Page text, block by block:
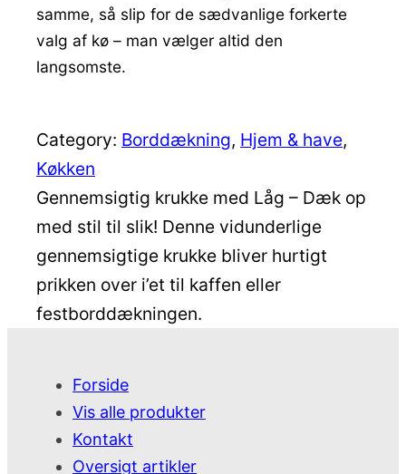
samme, så slip for de sædvanlige forkerte
valg af kø – man vælger altid den
langsomste.
Category: Borddækning, Hjem & have
Køkken
Gennemsigtig krukke med Låg – Dæk op
med stil til slik! Denne vidunderlige
gennemsigtige krukke bliver hurtigt
prikken over i’et til kaffen eller
festborddækningen.
Forside
Vis alle produkter
Kontakt
Oversigt artikler